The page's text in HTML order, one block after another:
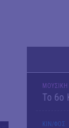
ΜΟΥΣΙΚΗ
Το 6ο
ΚΙΝ/ΦΟΣ